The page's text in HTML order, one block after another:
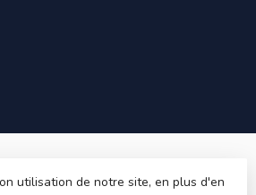
utilisation de notre site, en plus d'en